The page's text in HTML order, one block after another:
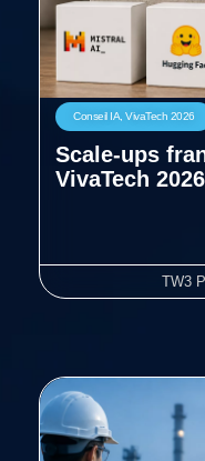
Conseil IA, VivaTech 2026
Scale-ups
VivaTech
TW3